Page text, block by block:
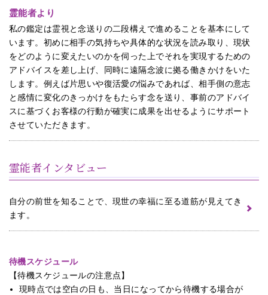
霊能者より
私の鑑定は霊視と念送りの二段構えで進めることを基本にして
います。初めに相手の気持ちや具体的な状況を読み取り、現状
をどのように変えたいのかを伺った上でそれを実現するための
アドバイスを差し上げ、同時に遠隔念波に拠る働きかけをいた
します。例えば片思いや復活愛の悩みであれば、相手側の意志
と感情に変化のきっかけをもたらす念を送り、事前のアドバイ
スに基づくお客様の行動が確実に成果を出せるようにサポート
させていただきます。
霊能者インタビュー
自分の前世を知ることで、現世の幸福に至る道筋が見えてき
ます。
待機スケジュール
【待機スケジュールの注意点】
現時点では空白の日も、当日になってから待機する場合が